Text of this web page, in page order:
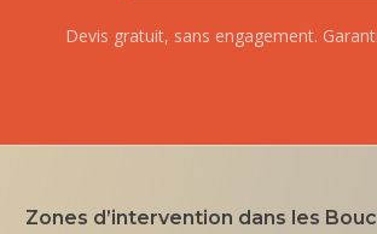
Devis gratuit, sans engagement.
Zones d’intervention dans les